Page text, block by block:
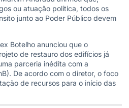
ou atuação política, todos os
junto ao Poder Público devem
Botelho anunciou que o
de restauro dos edifícios já
parceria inédita com a
De acordo com o diretor, o foco
de recursos para o início das